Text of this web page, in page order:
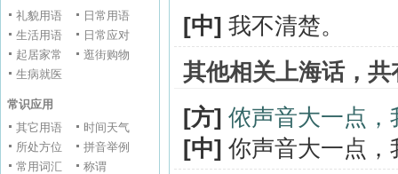
礼貌用语
日常用语
生活用语
日常应对
起居家常
逛街购物
生病就医
常识应用
其它用语
时间天气
所处方位
拼音举例
常用词汇
称谓
[中] 我不清楚。
其他相关上海话，共
[方] 侬声音大一点，
[中] 你声音大一点，